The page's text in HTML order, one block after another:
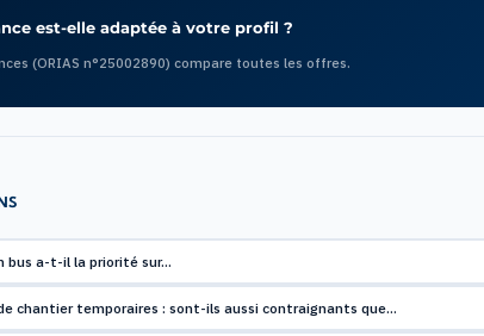
est-elle adaptée à votre profil ?
(ORIAS n°25002890) compare toutes les offres.
bus a-t-il la priorité sur…
chantier temporaires : sont-ils aussi contraignants que…